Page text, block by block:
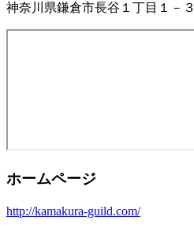
神奈川県鎌倉市長谷１丁目１－３
ホームページ
http://kamakura-guild.com/